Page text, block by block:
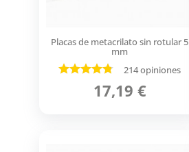
Placas de metacrilato sin rotular 5
mm
214 opiniones
17,19 €